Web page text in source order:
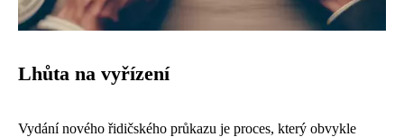
Lhůta na vyřízení
Vydání nového řidičského průkazu je proces, který obvykle